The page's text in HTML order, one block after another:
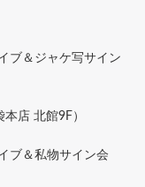
ブ＆ジャケ写サイン
店 北館9F）
ブ＆私物サイン会